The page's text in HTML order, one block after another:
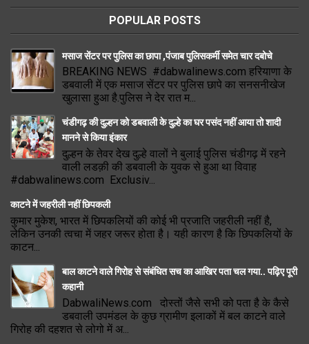
POPULAR POSTS
मसाज सेंटर पर पुलिस का छापा ,पंजाब पुलिसकर्मी समेत चार दबोचे
BREAKING NEWS #dabwalinews.com हरियाणा के
डबवाली में एक मसाज सेंटर पर पुलिस छापे का सनसनीखेज
खुलासा हुआ है.पुलिस ने देर रात म...
चंडीगढ़ की दुल्हन को डबवाली के दुल्हे का घर पसंद नहीं आया तो शादी
मानने से किया इंकार
दुल्हन के तेवर देख दुल्हे वालों ने बुलाई पुलिस चंडीगढ़ में रहने
वाली लडक़ी की डबवाली के युवक से हुआ था विवाह
#dabwalinews.com Exclusiv...
काटने में जहरीली नहीं छिपकली
कुमार मुकेश, भारत में छिपकलियों की कोई भी प्रजाति जहरीली नहीं है,
लेकिन उनकी त्वचा में जहर जरूर होता है। यही कारण है कि छिपकलियों के
काटन...
बाल काटने वाले गिरोह से संबंधित सच का आखिर पता चल गया.. पढ़िए पूरी
कहानी
DabwaliNews.com दोस्तों जैसे सभी को पता है के कैसे
डबवाली उपमंडल के कुछ ग्रामीण इलाकों में बल काटने वाले
गिरोह की दहशत से लोगो में अ...